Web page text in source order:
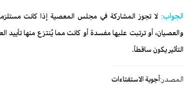
الجواب: لا تجوز المشاركة في مجلس المعصية إذا كانت
والعصيان، أو ترتبت عليها مفسدة أو كانت مما يُنتزع منها
التأثير يكون ساقطاً.
المصدر:أجوبة الاستفتاءات